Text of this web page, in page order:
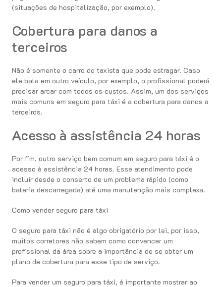
(situações de hospitalização, por exemplo).
Cobertura para danos a
terceiros
Não é somente o carro do taxista que pode estragar. Caso
ele bata em outro veículo, por exemplo, o profissional poderá
precisar arcar com todos os custos. Assim, um dos serviços
mais comuns em seguro para táxi é a cobertura para danos a
terceiros.
Acesso à assistência 24 horas
Por fim, outro serviço bem comum em seguro para táxi é o
acesso à assistência 24 horas. Esse atendimento pode
incluir desde o conserto de um problema rápido (como
bateria descarregada) até uma manutenção mais complexa.
Como vender seguro para táxi
O seguro para táxi não é algo obrigatório por lei, por isso,
muitos corretores não sabem como convencer um
profissional da área sobre a importância de se obter um
plano de cobertura para esse tipo de serviço.
Para vender um seguro para táxi, é importante mostrar ao